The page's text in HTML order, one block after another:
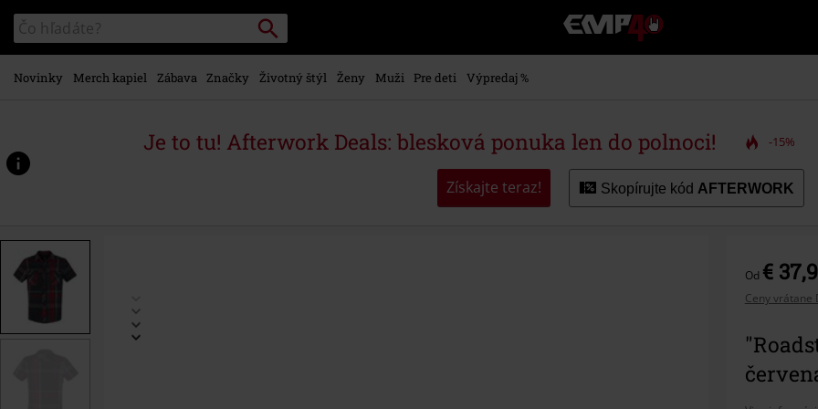
na
hlavný
obsah
Katalóg
vyhľadávania
Vyhľadávanie
EMP
-
Hudba,
Merch
hráčov,
Alternatívna
Novinky Merch kapiel Zábava Značky Životný štýl Ženy Muži Pre deti Výpredaj %
Je to tu! Afterwork Deals: blesková ponuka len do polnoci! -15%
Získajte teraz! Skopírujte kód AFTERWORK
www.emp-
p/roadstar/518099.html
Od €
Ceny vrátane